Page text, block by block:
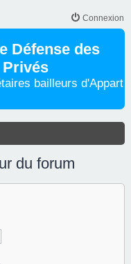
Connexion
Défense des
bailleurs d'Appart
du forum